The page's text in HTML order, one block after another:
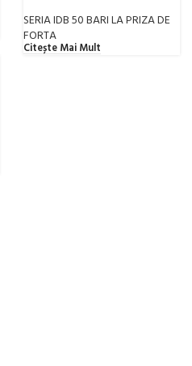
SERIA IDB 50 BARI LA PRIZA DE
FORTA
Citește Mai Mult